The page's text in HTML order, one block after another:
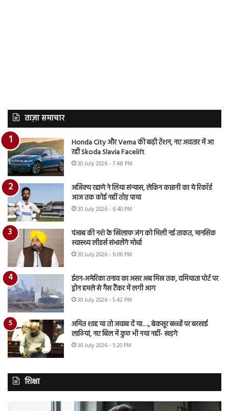
ताज़ा समाचार
Honda City और Verna की बढ़ी टेंशन, नए अवतार में आ
रही Skoda Slavia Facelift
30 July 2026 - 7:48 PM
अजिंक्य रहाणे ने लिया संन्यास, लेकिन कप्तानी का ये रिकॉर्ड
आज तक कोई नहीं तोड़ पाया
30 July 2026 - 6:40 PM
पंजाब की नशे के खिलाफ जंग को मिली नई ताकत, मानसिक
स्वास्थ्य लीडर्स संभालेंगे मोर्चा
30 July 2026 - 6:06 PM
ईरान-अमेरिका तनाव का असर अब मिस्र तक, दमियाता पोर्ट पर
ड्रोन हमले से गैस टैंकर में लगी आग
30 July 2026 - 5:42 PM
अमित शाह या तो जवाब दें या…., बेकसूर बच्चों पर बरसाई
लाठियां, नए बिल में कुछ भी नया नहीं- खड़गे
30 July 2026 - 5:20 PM
शिक्षा